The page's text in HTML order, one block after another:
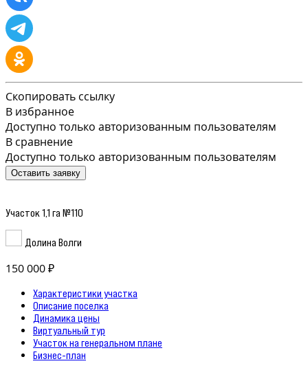
Скопировать ссылку
В избранное
Доступно только авторизованным пользователям
В сравнение
Доступно только авторизованным пользователям
Оставить заявку
Участок 1,1 га №110
Долина Волги
150 000 ₽
Характеристики участка
Описание поселка
Динамика цены
Виртуальный тур
Участок на генеральном плане
Бизнес-план